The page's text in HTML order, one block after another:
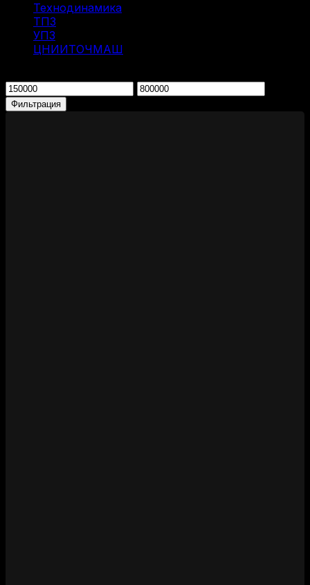
Технодинамика
ТПЗ
УПЗ
ЦНИИТОЧМАШ
Минимальная
цена
Максимальная
цена
Фильтрация